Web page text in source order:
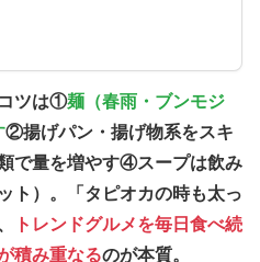
ツは①麺（春雨・ブンモジ
②揚げパン・揚げ物系をスキ
で量を増やす④スープは飲み
ト）。「タピオカの時も太っ
トレンドグルメを毎日食べ続
積み重なるのが本質。